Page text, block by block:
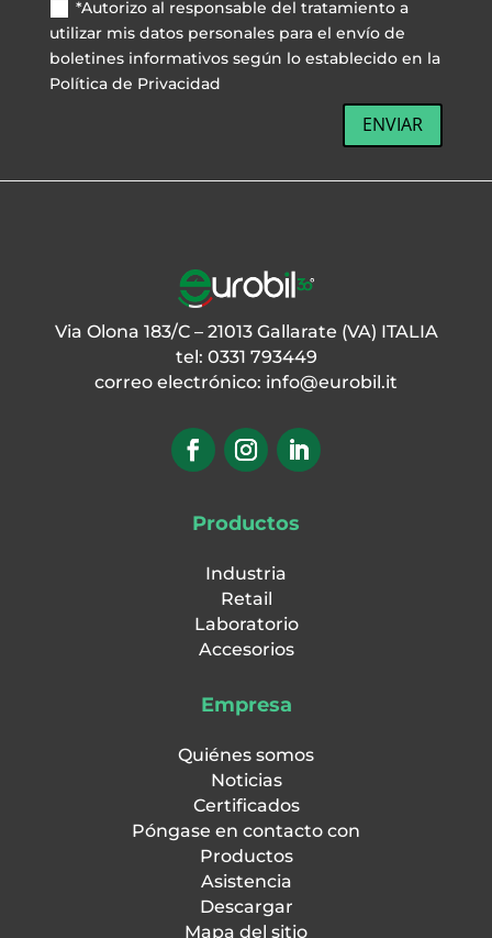
*Autorizo al responsable del tratamiento a
utilizar mis datos personales para el envío de
boletines informativos según lo establecido en la
Política de Privacidad
ENVIAR
Via Olona 183/C – 21013 Gallarate (VA) ITALIA
tel: 0331 793449
correo electrónico: info@eurobil.it
Productos
Industria
Retail
Laboratorio
Accesorios
Empresa
Quiénes somos
Noticias
Certificados
Póngase en contacto con
Productos
Asistencia
Descargar
Mapa del sitio